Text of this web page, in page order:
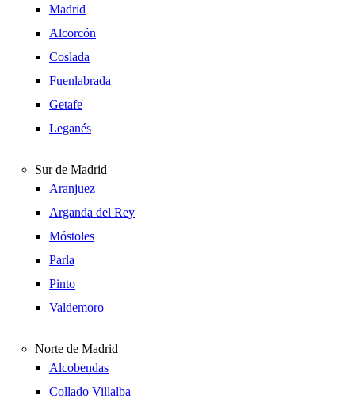
Madrid
Alcorcón
Coslada
Fuenlabrada
Getafe
Leganés
Sur de Madrid
Aranjuez
Arganda del Rey
Móstoles
Parla
Pinto
Valdemoro
Norte de Madrid
Alcobendas
Collado Villalba